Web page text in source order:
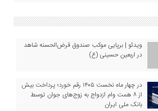
ویدئو | برپایی موکب صندوق قرض‌الحسنه شاهد
در اربعین حسینی (ع)
در چهار ماه نخست ۱۴۰۵ رقم خورد؛ پرداخت بیش
از ۸ همت وام ازدواج به زوج‌های جوان توسط
بانک ملی ایران